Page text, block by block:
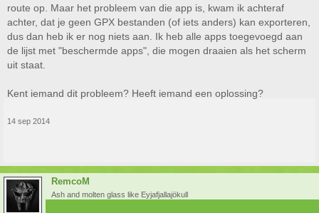
route op. Maar het probleem van die app is, kwam ik achteraf
achter, dat je geen GPX bestanden (of iets anders) kan exporteren,
dus dan heb ik er nog niets aan. Ik heb alle apps toegevoegd aan
de lijst met "beschermde apps", die mogen draaien als het scherm
uit staat.
Kent iemand dit probleem? Heeft iemand een oplossing?
14 sep 2014
RemcoM
Ash and molten glass like Eyjafjallajökull